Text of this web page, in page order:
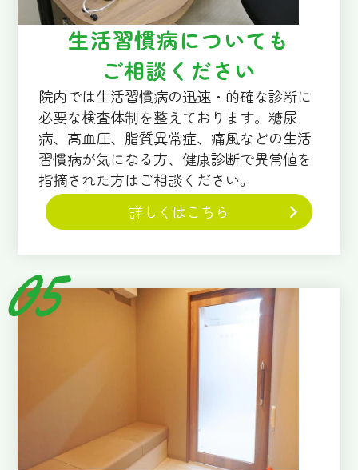
生活習慣病についても
ご相談ください
院内では生活習慣病の迅速・的確な診断に
必要な検査体制を整えております。糖尿
病、高血圧、脂質異常症、痛風などの生活
習慣病が気になる方、健康診断で異常値を
指摘された方はご相談ください。
詳しくはこちら